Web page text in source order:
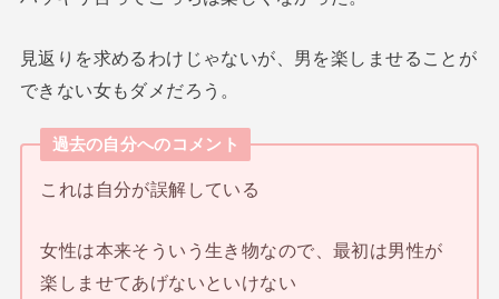
見返りを求めるわけじゃないが、男を楽しませることが
できない女もダメだろう。
過去の自分へのコメント
これは自分が誤解している
女性は本来そういう生き物なので、最初は男性が
楽しませてあげないといけない